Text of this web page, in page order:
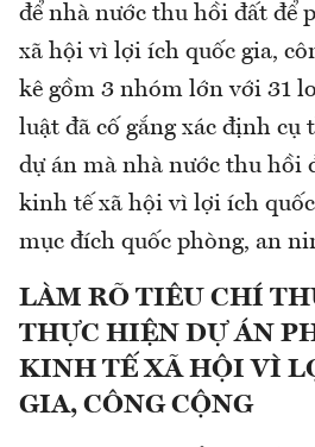
để nhà nước thu hồi đất để
xã hội vì lợi ích quốc gia,
kê gồm 3 nhóm lớn với 31
luật đã cố gắng xác định cụ
dự án mà nhà nước thu hồi
kinh tế xã hội vì lợi ích
mục đích quốc phòng, an
LÀM RÕ TIÊU CHÍ
THỰC HIỆN DỰ ÁN
KINH TẾ XÃ HỘI VÌ
GIA, CÔNG CỘNG